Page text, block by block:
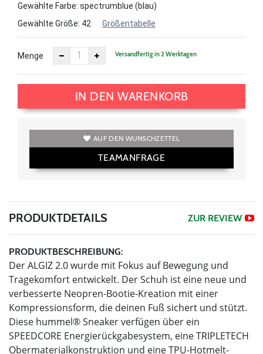
Gewählte Farbe: spectrumblue (blau)
Gewählte Größe: 42 Größentabelle
Menge Versandfertig in 2 Werktagen
IN DEN WARENKORB
AUF DEN WUNSCHZETTEL
TEAMANFRAGE
PRODUKTDETAILS ZUR REVIEW
PRODUKTBESCHREIBUNG:
Der ALGIZ 2.0 wurde mit Fokus auf Bewegung und
Tragekomfort entwickelt. Der Schuh ist eine neue und
verbesserte Neopren-Bootie-Kreation mit einer
Kompressionsform, die deinen Fuß sichert und stützt.
Diese hummel® Sneaker verfügen über ein
SPEEDCORE Energierückgabesystem, eine TRIPLETECH
Obermaterialkonstruktion und eine TPU-Hotmelt-